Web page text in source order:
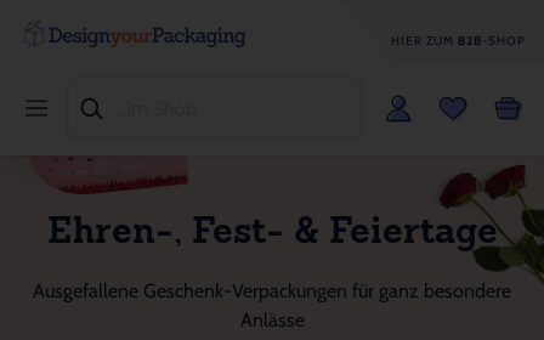
HIER ZUM B2B-SHOP
Ehren-, Fest- & Feiertage
Ausgefallene Geschenk-Verpackungen für ganz besondere
Anlässe